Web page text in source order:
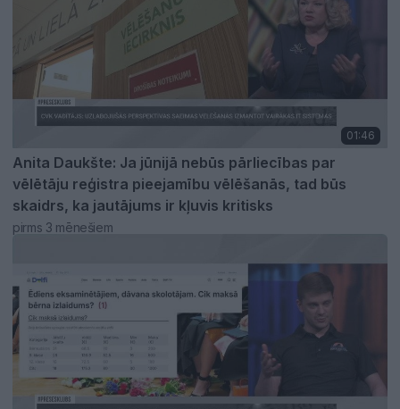
01:46
Anita Daukšte: Ja jūnijā nebūs pārliecības par
vēlētāju reģistra pieejamību vēlēšanās, tad būs
skaidrs, ka jautājums ir kļuvis kritisks
pirms 3 mēnešiem